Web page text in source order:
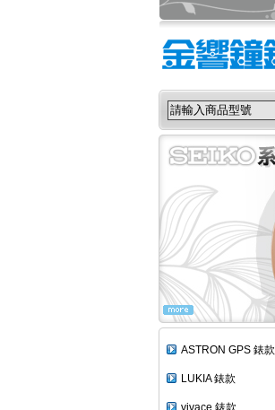
ASTRON GPS 錶款
LUKIA 錶款
vivace 錶款